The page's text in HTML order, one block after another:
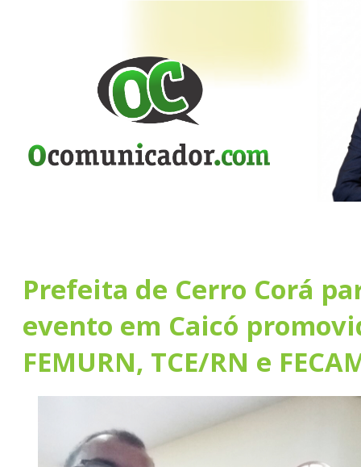
Prefeita de Cerro Corá
evento em Caicó
FEMURN, TCE/RN e